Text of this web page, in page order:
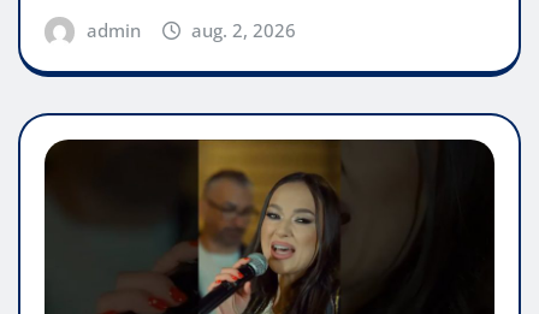
admin aug. 2, 2026